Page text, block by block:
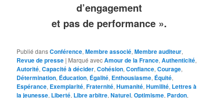
d’engagement
et pas de performance ».
Publié dansConférence,Membre associé,Membre auditeur,
Revue de presse | Marqué avecAmour de la France,Authenticité,
Autorité,Capacité à décider,Cohésion,Confiance,Courage,
Détermination, Éducation, Égalité, Enthousiasme, Équité,
Espérance, Exemplarité,Fraternité,Humanité,Humilité, Lettres à
la jeunesse, Liberté, Libre arbitre,Naturel,Optimisme, Pardon,